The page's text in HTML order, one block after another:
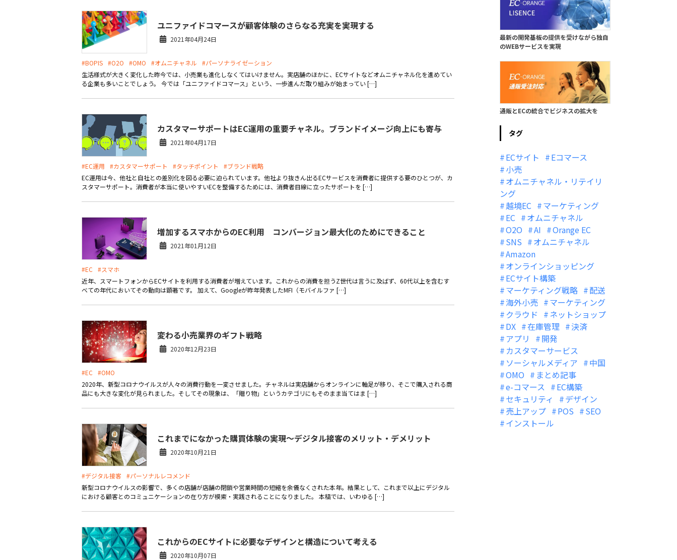
ユニファイドコマースが顧客体験のさらなる充実を実現する
2021年04月24日
#BOPIS #O2O #OMO #オムニチャネル
#パーソナライゼーション
生活様式が大きく変化した昨今では、小売業も進化しなくてはいけません。実店舗のほかに、ECサイトなどオムニチャネル化を進めてい
る企業も多いことでしょう。 今では「ユニファイドコマース」という、一歩進んだ取り組みが始まってい […]
カスタマーサポートはEC運用の重要チャネル。ブランドイメージ向上にも寄与
2021年04月17日
#EC運用 #カスタマーサポート #タッチポイント
#ブランド戦略
EC運用は今、他社と自社との差別化を図る必要に迫られています。他社より抜きん出るECサービスを消費者に提供する要のひとつが、カ
スタマーサポート。消費者が本当に使いやすいECを整備するためには、消費者目線に立ったサポートを […]
増加するスマホからのEC利用 コンバージョン最大化のためにできること
2021年01月12日
#EC #スマホ
近年、スマートフォンからECサイトを利用する消費者が増えています。これからの消費を担うZ世代は言うに及ばず、60代以上を含むす
べての年代においてその動向は顕著です。 加えて、Googleが昨年発表したMFI（モバイルファ […]
変わる小売業界のギフト戦略
2020年12月23日
#EC #OMO
2020年、新型コロナウイルスが人々の消費行動を一変させました。チャネルは実店舗からオンラインに軸足が移り、そこで購入される商
品にも大きな変化が見られました。そしてその現象は、「贈り物」というカテゴリにもそのまま当てはま […]
これまでになかった購買体験の実現～デジタル接客のメリット・デメリット
2020年10月21日
#デジタル接客
#パーソナルレコメンド
新型コロナウイルスの影響で、多くの店舗が店舗の閉鎖や営業時間の短縮を余儀なくされた本年。結果として、これまで以上にデジタル
における顧客とのコミュニケーションの在り方が模索・実践されることになりました。 本稿では、いわゆる […]
これからのECサイトに必要なデザインと構造について考える
2020年10月07日
最新の開発基板の提供を受けながら独自
のWEBサービスを実現
通販とECの統合でビジネスの拡大を
タグ
ECサイト
Eコマース
小売
オムニチャネル・リテイリ
ング
越境EC
マーケティング
EC
オムニチャネル
O2O
AI
Orange EC
SNS
オムニチャネル
Amazon
オンラインショッピング
ECサイト構築
マーケティング戦略
配送
海外小売
マーケティング
クラウド
ネットショップ
DX
在庫管理
決済
アプリ
開発
カスタマーサービス
ソーシャルメディア
中国
OMO
まとめ記事
e-コマース
EC構築
セキュリティ
デザイン
売上アップ
POS
SEO
インストール